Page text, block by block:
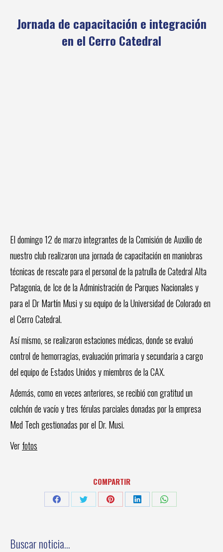
Jornada de capacitación e integración
en el Cerro Catedral
El domingo 12 de marzo integrantes de la Comisión de Auxilio de
nuestro club realizaron una jornada de capacitación en maniobras
técnicas de rescate para el personal de la patrulla de Catedral Alta
Patagonia, de Ice de la Administración de Parques Nacionales y
para el Dr Martín Musi y su equipo de la Universidad de Colorado en
el Cerro Catedral.
Así mismo, se realizaron estaciones médicas, donde se evaluó
control de hemorragias, evaluación primaria y secundaria a cargo
del equipo de Estados Unidos y miembros de la CAX.
Además, como en veces anteriores, se recibió con gratitud un
colchón de vacío y tres férulas parciales donadas por la empresa
Med Tech gestionadas por el Dr. Musi.
Verfotos
COMPARTIR
Share
Share
Share
Share
Share
Buscar noticia…